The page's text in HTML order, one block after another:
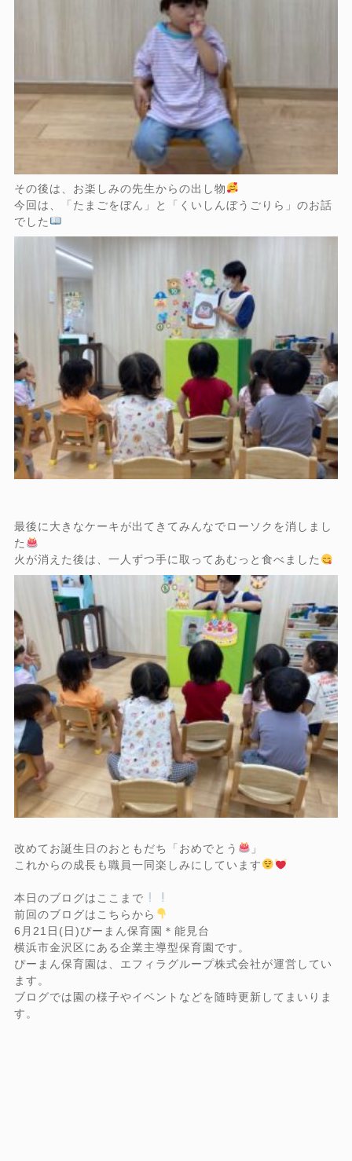
その後は、お楽しみの先生からの出し物
今回は、「たまごをぼん」と「くいしんぼうごりら」のお話
でした
最後に大きなケーキが出てきてみんなでローソクを消しまし
た
火が消えた後は、一人ずつ手に取ってあむっと食べました
改めてお誕生日のおともだち「おめでとう
」
これからの成長も職員一同楽しみにしています
本日のブログはここまで
前回のブログはこちらから
6月21日(日)ぴーまん保育園＊能見台
横浜市金沢区にある企業主導型保育園です。
ぴーまん保育園は、エフィラグループ株式会社が運営してい
ます。
ブログでは園の様子やイベントなどを随時更新してまいりま
す。